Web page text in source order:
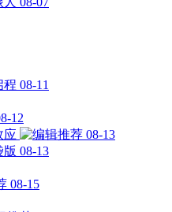
程 08-11
12
应
08-13
版 08-13
08-15